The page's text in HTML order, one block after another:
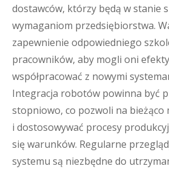
dostawców, którzy będą w stanie
wymaganiom przedsiębiorstwa.
zapewnienie odpowiedniego
pracowników, aby mogli oni
współpracować z nowymi
Integracja robotów powinna być
stopniowo, co pozwoli na
i dostosowywać procesy
się warunków. Regularne
systemu są niezbędne do